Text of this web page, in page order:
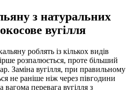
з натуральних
вугілля
роблять із кількох видів
розпалюється, проте більший
Заміна вугілля, при правильному
не раніше ніж через півгодини
перевага вугілля з